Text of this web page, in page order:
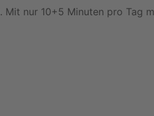
. Mit nur 10+5 Minuten pro Tag